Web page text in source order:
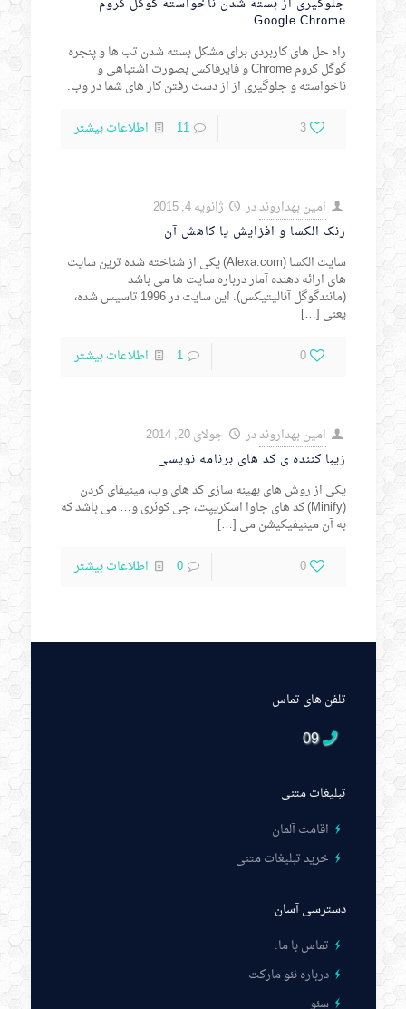
Google Chrome
راه حل های کاربردی برای مشکل بسته شدن تب ها و پنجره
گوگل کروم Chrome و فایرفاکس بصورت اشتباهی و
ناخواسته و جلوگیری از از دست رفتن کار های شما در وب.
3
11 اطلاعات بیشتر
امین بهدارونددر
ژانویه 4, 2015
رنک الکسا و افزایش یا کاهش آن
سایت الکسا (Alexa.com) یکی از شناخته شده ترین سایت
های ارائه دهنده آمار درباره سایت ها می باشد
(مانندگوگل آنالیتیکس). این سایت در 1996 تاسیس شده،
یعنی […]
0
1 اطلاعات بیشتر
امین بهدارونددر
جولای 20, 2014
زیبا کننده ی کد های برنامه نویسی
یکی از روش های بهینه سازی کد های وب، مینیفای کردن
(Minify) کد های جاوا اسکریپت، جی کوئری و… می باشد که
به آن مینیفیکیشن می […]
0
0 اطلاعات بیشتر
تلفن های تماس
09
تبلیغات متنی
اقامت آلمان
خرید تبلیغات متنی
دسترسی آسان
تماس با ما.
درباره نئو مارکت
سئو